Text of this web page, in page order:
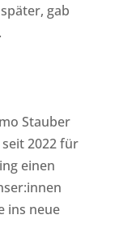
gab
Stauber
seit 2022 für
einen
ins neue